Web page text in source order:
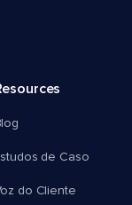
de Caso
do Cliente